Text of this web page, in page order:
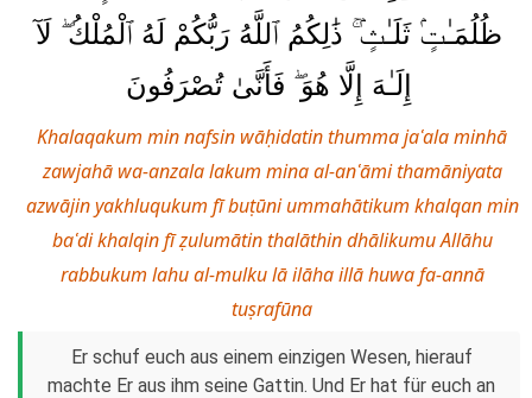
ظُلُمَـٰتٍۢ ثَلَـٰثٍۢ ۚ ذَٰلِكُمُ ٱللَّهُ رَبُّكُمْ لَهُ ٱلْمُلْكُ ۖ لَآ
إِلَـٰهَ إِلَّا هُوَ ۖ فَأَنَّىٰ تُصْرَفُونَ
Khalaqakum min nafsin wāḥidatin thumma jaʿala minhā
zawjahā wa-anzala lakum mina al-anʿāmi thamāniyata
azwājin yakhluqukum fī buṭūni ummahātikum khalqan min
baʿdi khalqin fī ẓulumātin thalāthin dhālikumu Allāhu
rabbukum lahu al-mulku lā ilāha illā huwa fa-annā
tuṣrafūna
Er schuf euch aus einem einzigen Wesen, hierauf
machte Er aus ihm seine Gattin. Und Er hat für euch an